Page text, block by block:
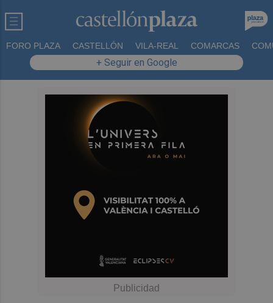
FORO PLAZA CASTELLÓN VILA-REAL COMARCAS
+ Seguir en Google